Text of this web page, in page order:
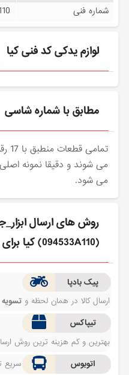
شماره فنی
لوازم یدکی کد فنی کیا
مطابق با شماره شاسی
می شوند و دقیقا نمونه
می شود.
روش های ارسال
(094533A110) کیا برای مشتری
پیک بادپا
ارسال کالا در همان لحظه و
تیپاکس
بهترین و کم هزینه ترین روش
اتوبوس
سریع